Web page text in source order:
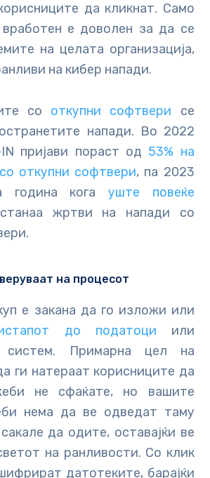
да кликнат. Само
е доволен за да се
на целата организација,
на кибер напади.
со откупни софтвери се
напади. Во 2022
пријави пораст од 53% на
откупни софтвери, па 2023
година кога уште повеќе
жртви на напади со
на процесот
е закана да го изложи или
до податоци или
систем. Примарна цел на
ги натераат корисниците да
не сфаќате, но вашите
нема да ве одведат таму
да одите, оставајќи ве
на ранливости. Со клик
датотеките, барајќи